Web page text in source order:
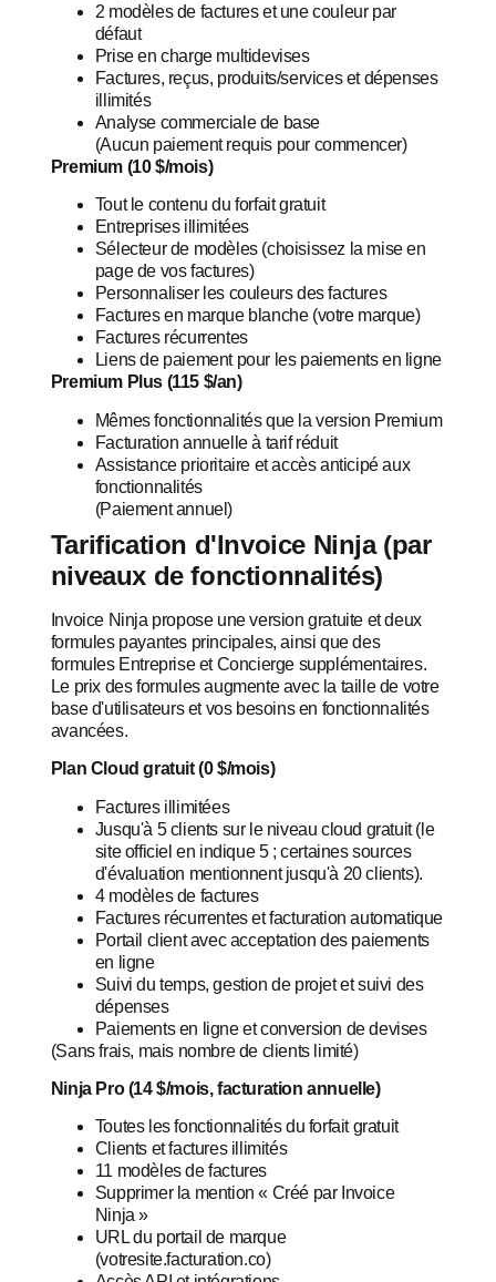
2 modèles de factures et une couleur par
défaut
Prise en charge multidevises
Factures, reçus, produits/services et dépenses
illimités
Analyse commerciale de base
(Aucun paiement requis pour commencer)
Premium (10 $/mois)
Tout le contenu du forfait gratuit
Entreprises illimitées
Sélecteur de modèles (choisissez la mise en
page de vos factures)
Personnaliser les couleurs des factures
Factures en marque blanche (votre marque)
Factures récurrentes
Liens de paiement pour les paiements en ligne
Premium Plus (115 $/an)
Mêmes fonctionnalités que la version Premium
Facturation annuelle à tarif réduit
Assistance prioritaire et accès anticipé aux
fonctionnalités
(Paiement annuel)
Tarification d'Invoice Ninja (par
niveaux de fonctionnalités)
Invoice Ninja propose une version gratuite et deux
formules payantes principales, ainsi que des
formules Entreprise et Concierge supplémentaires.
Le prix des formules augmente avec la taille de votre
base d'utilisateurs et vos besoins en fonctionnalités
avancées.
Plan Cloud gratuit (0 $/mois)
Factures illimitées
Jusqu'à 5 clients sur le niveau cloud gratuit (le
site officiel en indique 5 ; certaines sources
d'évaluation mentionnent jusqu'à 20 clients).
4 modèles de factures
Factures récurrentes et facturation automatique
Portail client avec acceptation des paiements
en ligne
Suivi du temps, gestion de projet et suivi des
dépenses
Paiements en ligne et conversion de devises
(Sans frais, mais nombre de clients limité)
Ninja Pro (14 $/mois, facturation annuelle)
Toutes les fonctionnalités du forfait gratuit
Clients et factures illimités
11 modèles de factures
Supprimer la mention « Créé par Invoice
Ninja »
URL du portail de marque
(votresite.facturation.co)